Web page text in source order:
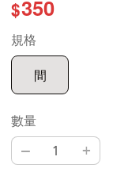
$350
規格
間
數量
– +